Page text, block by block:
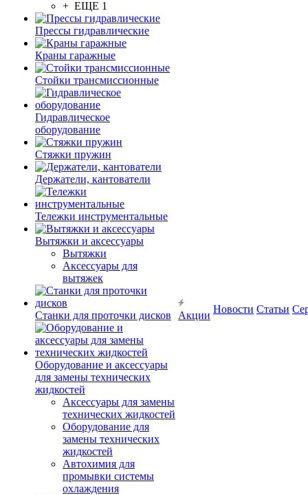
+ ЕЩЕ 1
Прессы гидравлические
Краны гаражные
Стойки трансмиссионные
Гидравлическое
оборудование
Стяжки пружин
Держатели, кантователи
Тележки инструментальные
Вытяжки и аксессуары
Вытяжки
Аксессуары для
вытяжек
Станки для проточки дисков
Оборудование и аксессуары
для замены технических
жидкостей
Аксессуары для замены
технических жидкостей
Оборудование для
замены технических
жидкостей
Автохимия для
промывки системы
охлаждения
Акции
Новости Статьи